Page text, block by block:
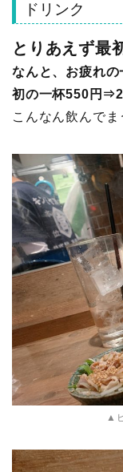
ドリンク
とりあえず最
なんと、お疲れ
初の一杯550円
こんなん飲んで
▲